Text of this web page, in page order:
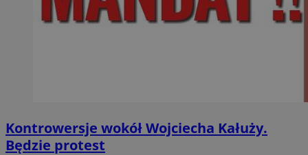
Kontrowersje wokół Wojciecha Kałuży.
Będzie protest